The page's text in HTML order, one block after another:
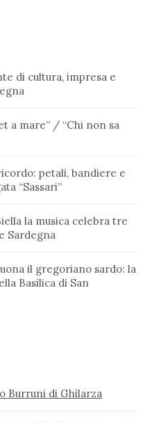
di cultura, impresa e
a mare” / “Chi non sa
petali, bandiere e
“Sassari”
la musica celebra tre
Sardegna
il gregoriano sardo: la
Basilica di San
Burruni di Ghilarza